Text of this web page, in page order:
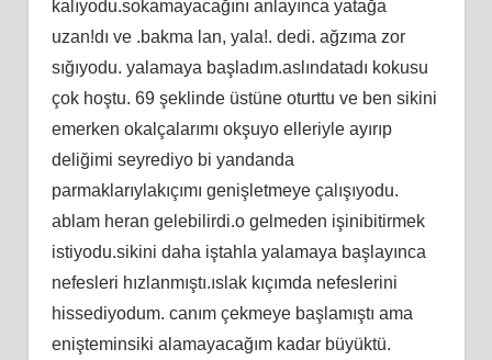
kalıyodu.sokamayacağını anlayınca yatağa
uzan!dı ve .bakma lan, yala!. dedi. ağzıma zor
sığıyodu. yalamaya başladım.aslındatadı kokusu
çok hoştu. 69 şeklinde üstüne oturttu ve ben sikini
emerken okalçalarımı okşuyo elleriyle ayırıp
deliğimi seyrediyo bi yandanda
parmaklarıylakıçımı genişletmeye çalışıyodu.
ablam heran gelebilirdi.o gelmeden işinibitirmek
istiyodu.sikini daha iştahla yalamaya başlayınca
nefesleri hızlanmıştı.ıslak kıçımda nefeslerini
hissediyodum. canım çekmeye başlamıştı ama
enişteminsiki alamayacağım kadar büyüktü.